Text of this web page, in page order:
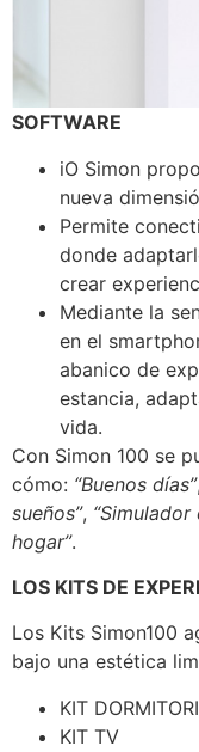
SOFTWARE
iO Simon
nueva
Permite
donde
crear
Mediante la
en el
abanico de
estancia,
vida.
Con Simon 100 se
cómo: “Buenos días”,
sueños”, “Simulador
hogar”.
LOS KITS DE
Los Kits Simon100
bajo una estética
KIT
KIT TV